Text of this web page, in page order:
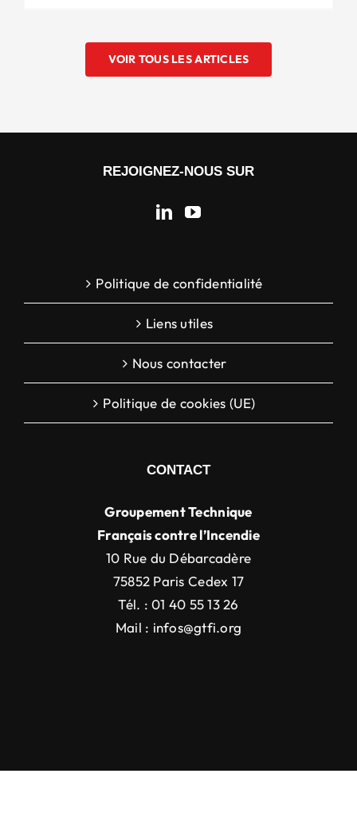
VOIR TOUS LES ARTICLES
REJOIGNEZ-NOUS SUR
Politique de confidentialité
Liens utiles
Nous contacter
Politique de cookies (UE)
CONTACT
Groupement Technique
Français contre l’Incendie
10 Rue du Débarcadère
75852 Paris Cedex 17
Tél. : 01 40 55 13 26
Mail : infos@gtfi.org